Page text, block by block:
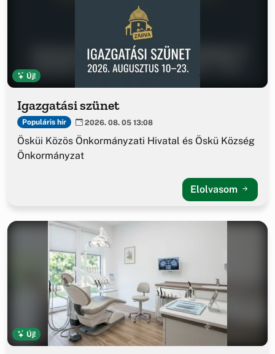
Új!
Igazgatási szünet
Populáris hír 2026. 08. 05 13:08
Ösküi Közös Önkormányzati Hivatal és Öskü Község
Önkormányzat
Elolvasom
Új!